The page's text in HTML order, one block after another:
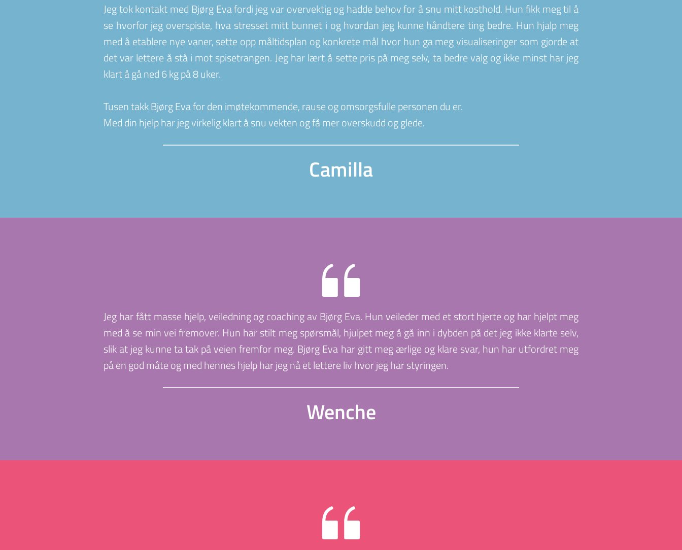
Jeg tok kontakt med Bjørg Eva fordi jeg var overvektig og hadde behov for å snu mitt kosthold. Hun fikk meg til å
se hvorfor jeg overspiste, hva stresset mitt bunnet i og hvordan jeg kunne håndtere ting bedre. Hun hjalp meg
med å etablere nye vaner, sette opp måltidsplan og konkrete mål hvor hun ga meg visualiseringer som gjorde at
det var lettere å stå i mot spisetrangen. Jeg har lært å sette pris på meg selv, ta bedre valg og ikke minst har jeg
klart å gå ned 6 kg på 8 uker.
Tusen takk Bjørg Eva for den imøtekommende, rause og omsorgsfulle personen du er.
Med din hjelp har jeg virkelig klart å snu vekten og få mer overskudd og glede.
Camilla
Jeg har fått masse hjelp, veiledning og coaching av Bjørg Eva. Hun veileder med et stort hjerte og har hjelpt meg
med å se min vei fremover. Hun har stilt meg spørsmål, hjulpet meg å gå inn i dybden på det jeg ikke klarte selv,
slik at jeg kunne ta tak på veien fremfor meg. Bjørg Eva har gitt meg ærlige og klare svar, hun har utfordret meg
på en god måte og med hennes hjelp har jeg nå et lettere liv hvor jeg har styringen.
Wenche